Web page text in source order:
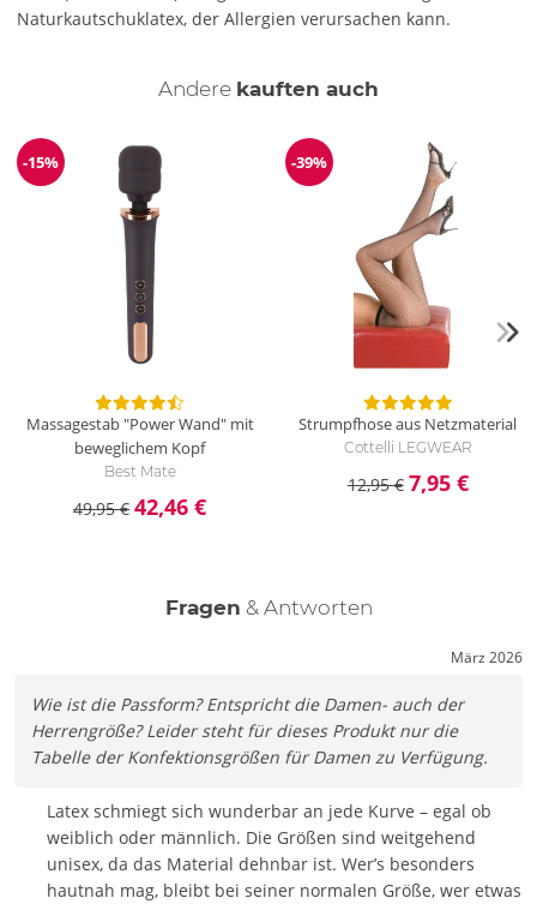
Naturkautschuklatex, der Allergien verursachen kann.
Andere kauften auch
Reduzierung
-15%
Massagestab "Power Wand" mit
beweglichem Kopf
Best Mate
49,95 € 42,46 €
Reduzierung
-39%
Strumpfhose aus Netzmaterial
Cottelli LEGWEAR
12,95 € 7,95 €
Fragen & Antworten
März 2026
Wie ist die Passform? Entspricht die Damen- auch der
Herrengröße? Leider steht für dieses Produkt nur die
Tabelle der Konfektionsgrößen für Damen zu Verfügung.
Latex schmiegt sich wunderbar an jede Kurve – egal ob
weiblich oder männlich. Die Größen sind weitgehend
unisex, da das Material dehnbar ist. Wer’s besonders
hautnah mag, bleibt bei seiner normalen Größe, wer etwas